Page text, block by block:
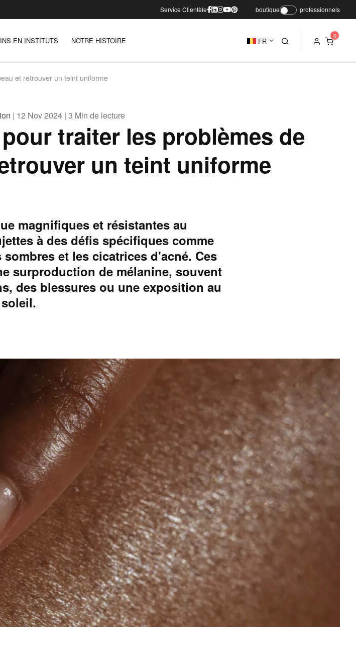
Service Clientèle boutique professionnels
EN INSTITUTS NOTRE HISTOIRE FR
et retrouver un teint uniforme
| 12 Nov 2024 | 3 Min de lecture
traiter les problèmes de
un teint uniforme
magnifiques et résistantes au
à des défis spécifiques comme
et les cicatrices d'acné. Ces
surproduction de mélanine, souvent
des blessures ou une exposition au
soleil.